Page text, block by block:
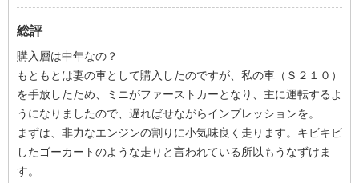
総評
購入層は中年なの？
もともとは妻の車として購入したのですが、私の車（Ｓ２１０）
を手放したため、ミニがファーストカーとなり、主に運転するよ
うになりましたので、遅ればせながらインプレッションを。
まずは、非力なエンジンの割りに小気味良く走ります。キビキビ
したゴーカートのような走りと言われている所以もうなずけま
す。